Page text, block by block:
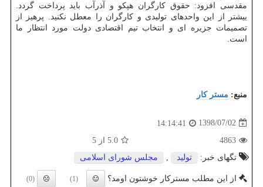
مقدسی افزود: حقوق كارگران هپكو و آذرآب باید پرداخت گردد.
بیشتر از این واحدهای تولیدی و كارگران را معطل نكنید. پرهیز از
تصمیمات جزیره ای و انتخاب تیم اقتصادی دولت مورد انتظار ما
است.
منبع: مستر كار
1398/07/02
14:14:41
4863
5.0 از 5
تگهای خبر:
تولید مجلس شورای اسلامی
از این مطلب مسترکار خوشتون اومد؟ (1)
(0)